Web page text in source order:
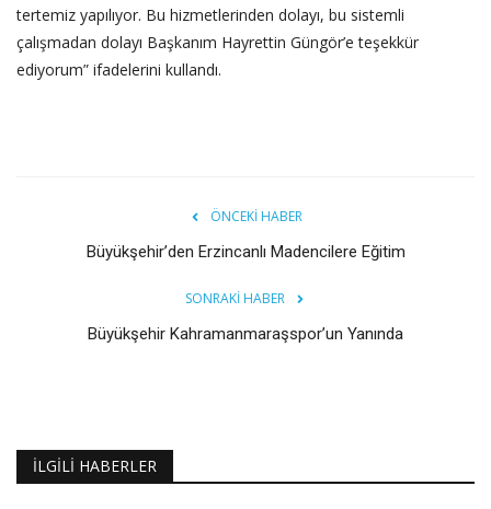
tertemiz yapılıyor. Bu hizmetlerinden dolayı, bu sistemli
çalışmadan dolayı Başkanım Hayrettin Güngör’e teşekkür
ediyorum” ifadelerini kullandı.
ÖNCEKI HABER
Büyükşehir’den Erzincanlı Madencilere Eğitim
SONRAKI HABER
Büyükşehir Kahramanmaraşspor’un Yanında
İLGILI HABERLER